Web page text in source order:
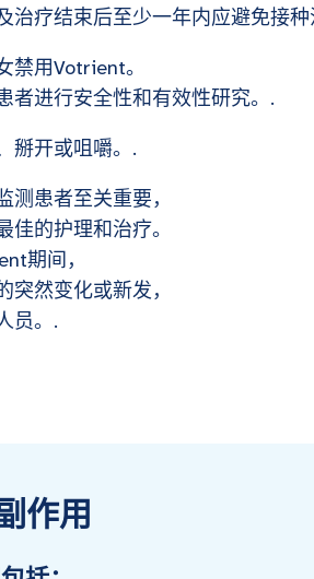
治疗结束后至少一年内应避免接
禁用Votrient。
者进行安全性和有效性研究。.
掰开或咀嚼。.
测患者至关重要，
佳的护理和治疗。
期间，
突然变化或新发，
员。.
作用